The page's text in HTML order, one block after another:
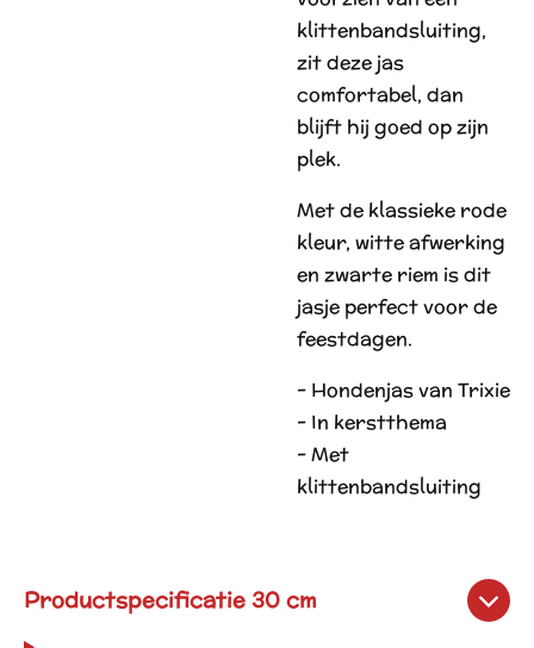
klittenbandsluiting,
zit deze jas
comfortabel, dan
blijft hij goed op zijn
plek.
Met de klassieke rode
kleur, witte afwerking
en zwarte riem is dit
jasje perfect voor de
feestdagen.
- Hondenjas van Trixie
- In kerstthema
- Met
klittenbandsluiting
Productspecificatie 30 cm